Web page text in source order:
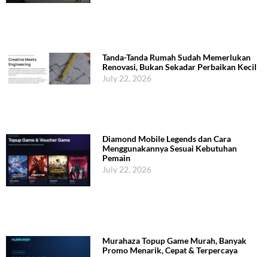
Tanda-Tanda Rumah Sudah Memerlukan
Renovasi, Bukan Sekadar Perbaikan Kecil
July 22, 2026
Diamond Mobile Legends dan Cara
Menggunakannya Sesuai Kebutuhan
Pemain
July 22, 2026
Murahaza Topup Game Murah, Banyak
Promo Menarik, Cepat & Terpercaya